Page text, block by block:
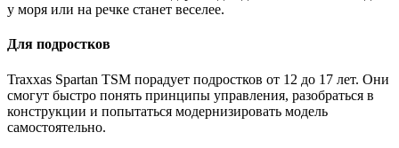
у моря или на речке станет веселее.
Для подростков
Traxxas Spartan TSM порадует подростков от 12 до 17 лет. Они
смогут быстро понять принципы управления, разобраться в
конструкции и попытаться модернизировать модель
самостоятельно.